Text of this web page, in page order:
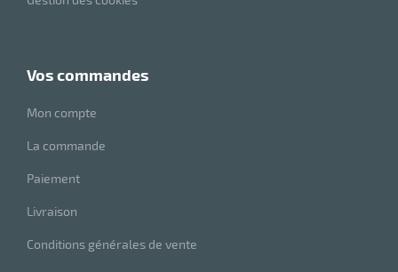
vos commandes
Mon compte
La commande
Paiement
Livraison
Conditions générales de vente